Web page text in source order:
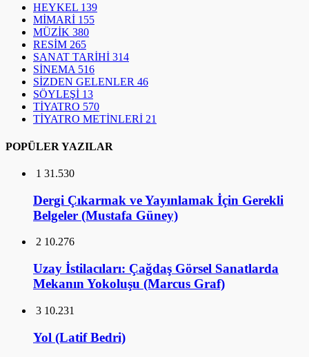
HEYKEL 139
MİMARİ 155
MÜZİK 380
RESİM 265
SANAT TARİHİ 314
SİNEMA 516
SİZDEN GELENLER 46
SÖYLEŞİ 13
TİYATRO 570
TİYATRO METİNLERİ 21
POPÜLER YAZILAR
1 31.530
Dergi Çıkarmak ve Yayınlamak İçin Gerekli
Belgeler (Mustafa Güney)
2 10.276
Uzay İstilacıları: Çağdaş Görsel Sanatlarda
Mekanın Yokoluşu (Marcus Graf)
3 10.231
Yol (Latif Bedri)